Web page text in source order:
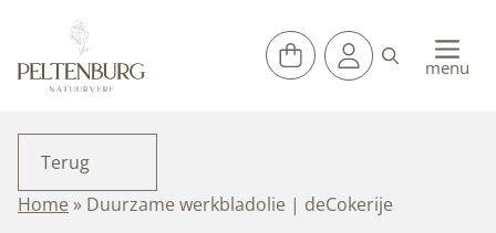
de
inhoud
menu
Terug
Home » Duurzame werkbladolie | deCokerije